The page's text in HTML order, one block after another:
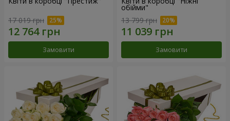
17 019 грн
Замовити
обійми"
13 799 грн
Замовити